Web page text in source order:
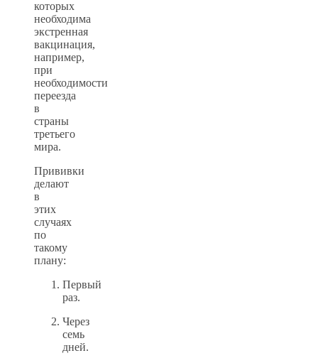
которых
необходима
экстренная
вакцинация,
например,
при
необходимости
переезда
в
страны
третьего
мира.
Прививки
делают
в
этих
случаях
по
такому
плану:
Первый
раз.
Через
семь
дней.